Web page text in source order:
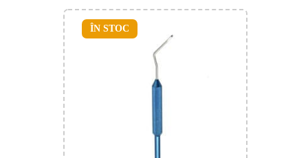
ÎN STOC